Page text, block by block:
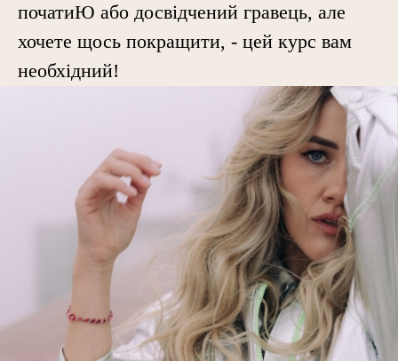
початиЮ або досвідчений гравець, але
хочете щось покращити, - цей курс вам
необхідний!